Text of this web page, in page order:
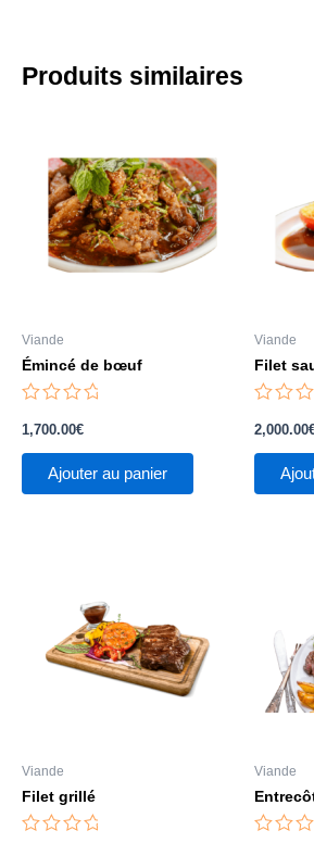
Produits similaires
Viande
Émincé de bœuf
0
sur
1,700.00€
Ajouter au panier
Viande
Filet
0
sur
2,000.00
Viande
Filet grillé
Viande